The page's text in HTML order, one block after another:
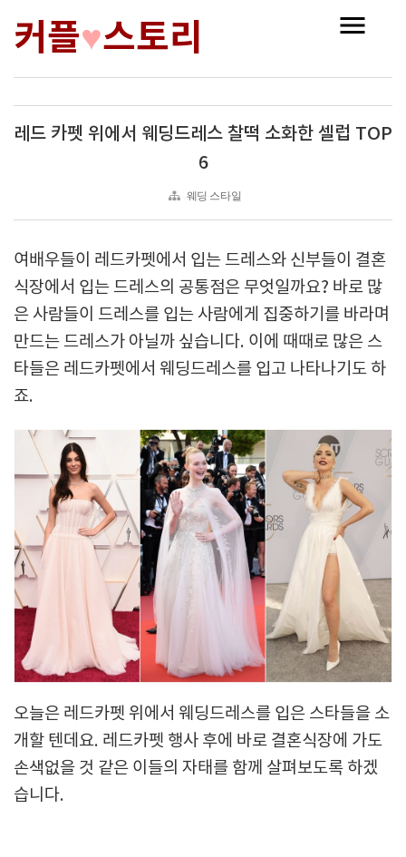
커플♥스토리
레드 카펫 위에서 웨딩드레스 찰떡 소화한 셀럽 TOP
6
웨딩 스타일
여배우들이 레드카펫에서 입는 드레스와 신부들이 결혼
식장에서 입는 드레스의 공통점은 무엇일까요? 바로 많
은 사람들이 드레스를 입는 사람에게 집중하기를 바라며
만드는 드레스가 아닐까 싶습니다. 이에 때때로 많은 스
타들은 레드카펫에서 웨딩드레스를 입고 나타나기도 하
죠.
오늘은 레드카펫 위에서 웨딩드레스를 입은 스타들을 소
개할 텐데요. 레드카펫 행사 후에 바로 결혼식장에 가도
손색없을 것 같은 이들의 자태를 함께 살펴보도록 하겠
습니다.